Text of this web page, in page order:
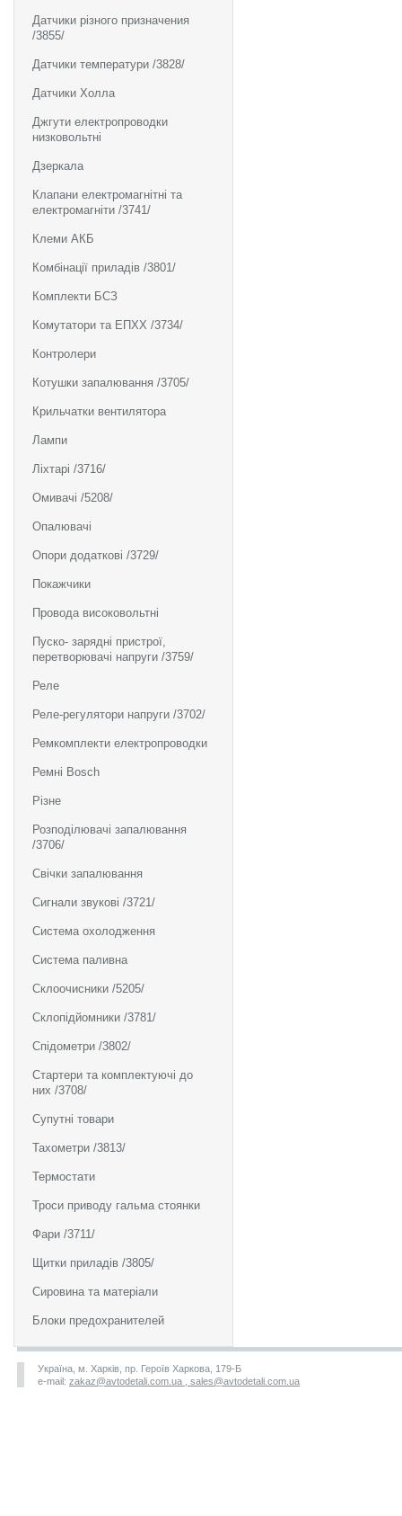
Датчики різного призначения
/3855/
Датчики температури /3828/
Датчики Холла
Джгути електропроводки
низковольтні
Дзеркала
Клапани електромагнітні та
електромагніти /3741/
Клеми АКБ
Комбінації приладів /3801/
Комплекти БСЗ
Комутатори та ЕПХХ /3734/
Контролери
Котушки запалювання /3705/
Крильчатки вентилятора
Лампи
Ліхтарі /3716/
Омивачі /5208/
Опалювачі
Опори додаткові /3729/
Покажчики
Провода високовольтні
Пуско- зарядні пристрої,
перетворювачі напруги /3759/
Реле
Реле-регулятори напруги /3702/
Ремкомплекти електропроводки
Ремні Bosch
Різне
Розподілювачі запалювання
/3706/
Свічки запалювання
Сигнали звукові /3721/
Система охолодження
Система паливна
Склоочисники /5205/
Склопідйомники /3781/
Спідометри /3802/
Стартери та комплектуючі до
них /3708/
Супутні товари
Тахометри /3813/
Термостати
Троси приводу гальма стоянки
Фари /3711/
Щитки приладів /3805/
Сировина та матеріали
Блоки предохранителей
Україна, м. Харків, пр. Героїв Харкова, 179-Б
e-mail: zakaz@avtodetali.com.ua , sales@avtodetali.com.ua